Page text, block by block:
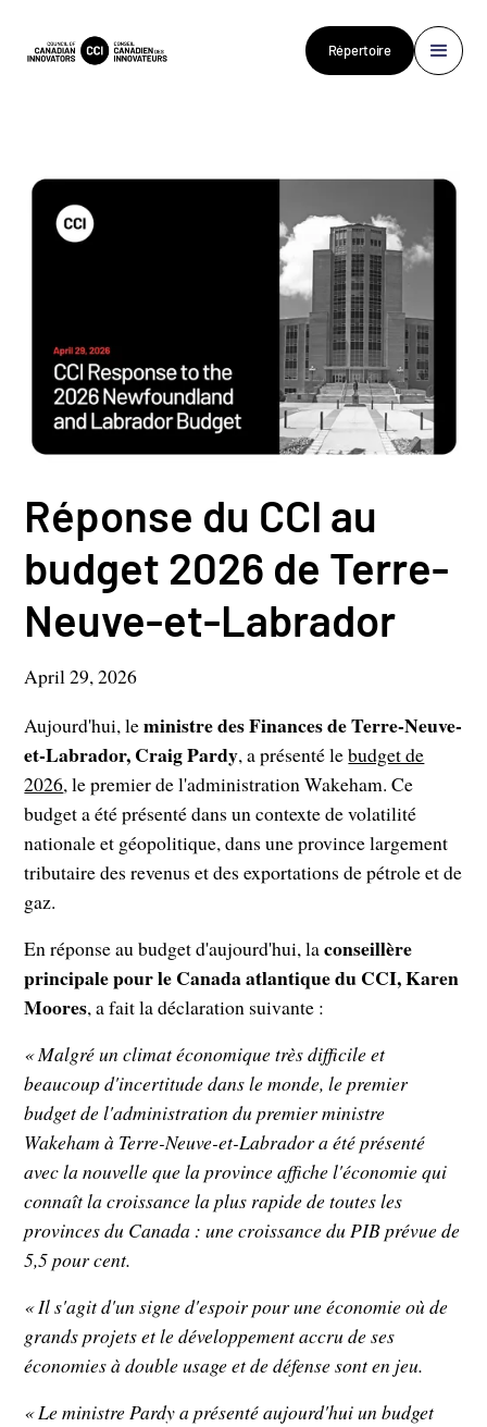
Répertoire
Réponse du CCI au
budget 2026 de Terre-
Neuve-et-Labrador
April 29, 2026
Aujourd'hui, leministre des Finances de Terre-Neuve-
et-Labrador, Craig Pardy, a présenté lebudget de
2026, le premier de l'administration Wakeham. Ce
budget a été présenté dans un contexte de volatilité
nationale et géopolitique, dans une province largement
tributaire des revenus et des exportations de pétrole et de
gaz.
En réponse au budget d'aujourd'hui, laconseillère
principale pour le Canada atlantique du CCI, Karen
Moores, a fait la déclaration suivante :
« Malgré un climat économique très difficile et
beaucoup d'incertitude dans le monde, le premier
budget de l'administration du premier ministre
Wakeham à Terre-Neuve-et-Labrador a été présenté
avec la nouvelle que la province affiche l'économie qui
connaît la croissance la plus rapide de toutes les
provinces du Canada : une croissance du PIB prévue de
5,5 pour cent.
« Il s'agit d'un signe d'espoir pour une économie où de
grands projets et le développement accru de ses
économies à double usage et de défense sont en jeu.
« Le ministre Pardy a présenté aujourd'hui un budget